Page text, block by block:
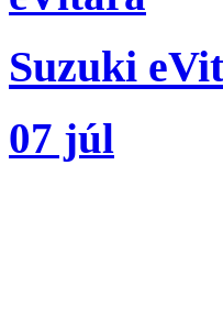
Suzuki
07 júl